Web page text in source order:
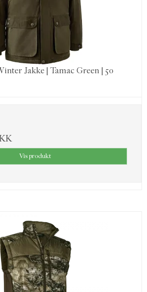
Jakke | Tamac Green | 50
Vis produkt